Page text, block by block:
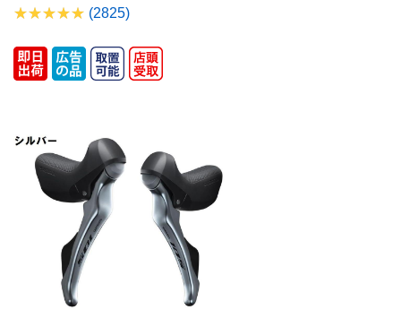
(2825)